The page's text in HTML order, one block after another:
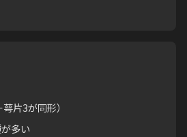
片3が同形）
多い